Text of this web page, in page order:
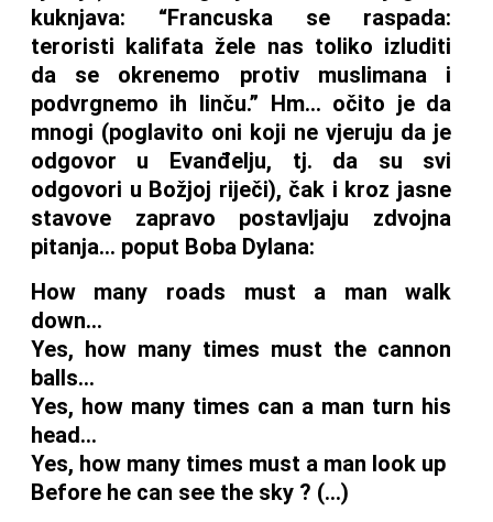
kuknjava: “Francuska se raspada:
teroristi kalifata žele nas toliko izluditi
da se okrenemo protiv muslimana i
podvrgnemo ih linču.” Hm… očito je da
mnogi (poglavito oni koji ne vjeruju da je
odgovor u Evanđelju, tj. da su svi
odgovori u Božjoj riječi), čak i kroz jasne
stavove zapravo postavljaju zdvojna
pitanja… poput Boba Dylana:
How many roads must a man walk
down…
Yes, how many times must the cannon
balls…
Yes, how many times can a man turn his
head…
Yes, how many times must a man look up
Before he can see the sky ? (…)